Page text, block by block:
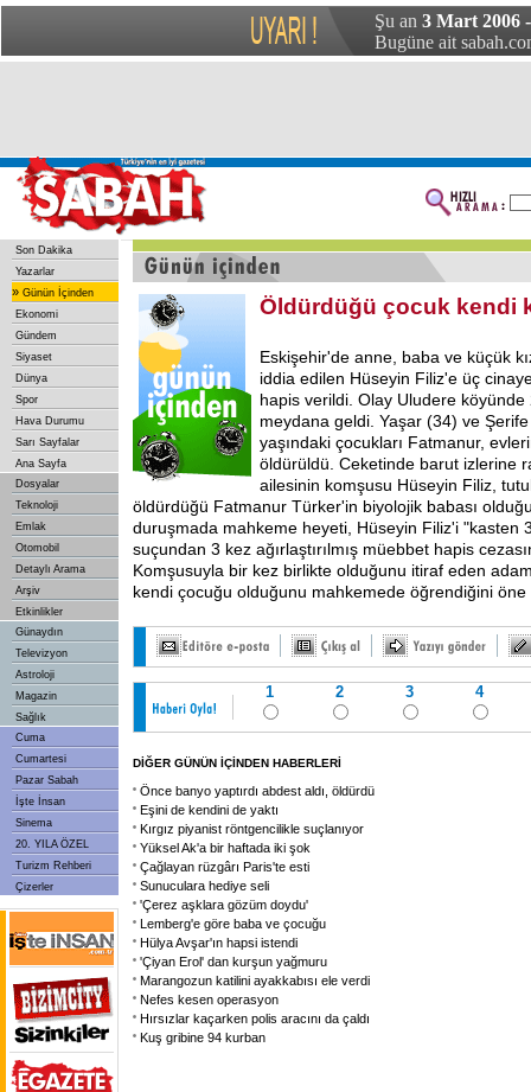
Şu an 3 Mart 2006
Bugüne ait
Son Dakika
Yazarlar
» Günün İçinden
Ekonomi
Gündem
Siyaset
Dünya
Spor
Hava Durumu
Sarı Sayfalar
Ana Sayfa
Dosyalar
Teknoloji
Emlak
Otomobil
Detaylı Arama
Arşiv
Etkinlikler
Günaydın
Televizyon
Astroloji
Magazin
Sağlık
Cuma
Cumartesi
Pazar Sabah
İşte İnsan
Sinema
20. YILA ÖZEL
Turizm Rehberi
Çizerler
Öldürdüğü çocuk kendi
Eskişehir'de anne, baba ve küçük
iddia edilen Hüseyin Filiz'e üç
hapis verildi. Olay Uludere
meydana geldi. Yaşar (34) ve
yaşındaki çocukları Fatmanur,
öldürüldü. Ceketinde barut izlerine
ailesinin komşusu Hüseyin Filiz,
öldürdüğü Fatmanur Türker'in biyolojik babası
duruşmada mahkeme heyeti, Hüseyin Filiz'i "kasten
suçundan 3 kez ağırlaştırılmış müebbet hapis
Komşusuyla bir kez birlikte olduğunu itiraf eden
kendi çocuğu olduğunu mahkemede öğrendiğini öne
1 2 3 4
DİĞER GÜNÜN İÇİNDEN HABERLERİ
Önce banyo yaptırdı abdest aldı, öldürdü
Eşini de kendini de yaktı
Kırgız piyanist röntgencilikle suçlanıyor
Yüksel Ak'a bir haftada iki şok
Çağlayan rüzgârı Paris'te esti
Sunuculara hediye seli
'Çerez aşklara gözüm doydu'
Lemberg'e göre baba ve çocuğu
Hülya Avşar'ın hapsi istendi
'Çiyan Erol' dan kurşun yağmuru
Marangozun katilini ayakkabısı ele verdi
Nefes kesen operasyon
Hırsızlar kaçarken polis aracını da çaldı
Kuş gribine 94 kurban